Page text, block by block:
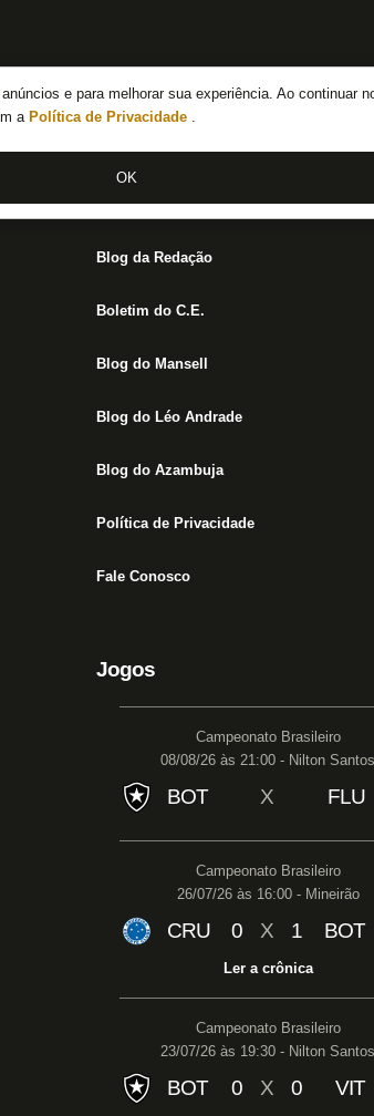
e para melhorar sua experiência. Ao continuar
a Política de Privacidade .
OK
Notícias do Botafogo
Fórum
Jogos
Blog da Redação
Boletim do C.E.
Blog do Mansell
Blog do Léo Andrade
Blog do Azambuja
Política de Privacidade
Fale Conosco
Jogos
Campeonato Brasileiro
08/08/26 às 21:00 - Nilton Santos
BOT X FLU
Campeonato Brasileiro
26/07/26 às 16:00 - Mineirão
CRU 0 X 1 BOT
Ler a crônica
Campeonato Brasileiro
23/07/26 às 19:30 - Nilton Santos
BOT 0 X 0 VIT
‘Um ano inteiro
15:17